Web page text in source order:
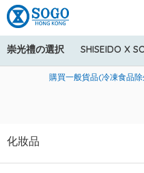
崇光禮の選択 SHISEIDO X
美國運通Explorer®信用卡
購買一般貨品(冷凍食品
寄送中國內地服務只適用於
化妝品